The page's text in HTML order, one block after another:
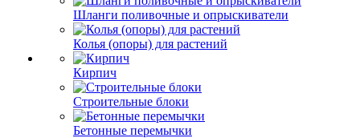
Шланги поливочные и опрыскиватели
Колья (опоры) для растений
Кирпич
Строительные блоки
Бетонные перемычки